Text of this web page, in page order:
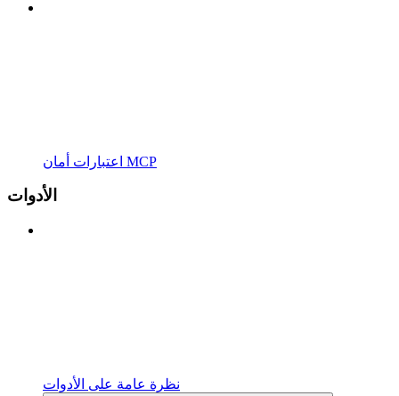
اعتبارات أمان MCP
الأدوات
نظرة عامة على الأدوات